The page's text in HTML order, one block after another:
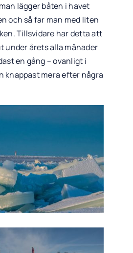
lägger båten i havet
och så far man med liten
Tillsvidare har detta att
under årets alla månader
en gång – ovanligt i
knappast mera efter några